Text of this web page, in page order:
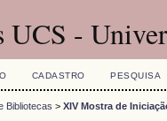
UCS -
CADASTRO PESQUISA
Bibliotecas > XIV Mostra de